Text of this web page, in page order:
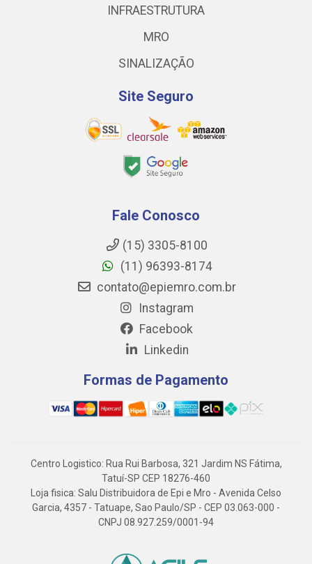
INFRAESTRUTURA
MRO
SINALIZAÇÃO
Site Seguro
Fale Conosco
(15) 3305-8100
(11) 96393-8174
contato@epiemro.com.br
Instagram
Facebook
Linkedin
Formas de Pagamento
Centro Logistico: Rua Rui Barbosa, 321 Jardim NS Fátima,
Tatuí-SP CEP 18276-460
Loja fisica: Salu Distribuidora de Epi e Mro - Avenida Celso
Garcia, 4357 - Tatuape, Sao Paulo/SP - CEP 03.063-000 -
CNPJ 08.927.259/0001-94